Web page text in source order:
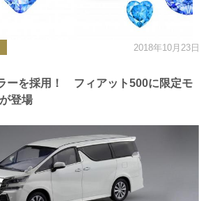
ーを採用！ フィアット500に限定モ
登場
2018年10月23日